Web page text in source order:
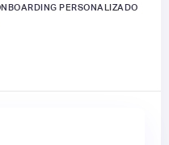
PERSONALIZADO